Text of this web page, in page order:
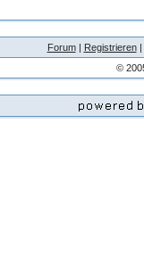
Forum| Registrieren|
©